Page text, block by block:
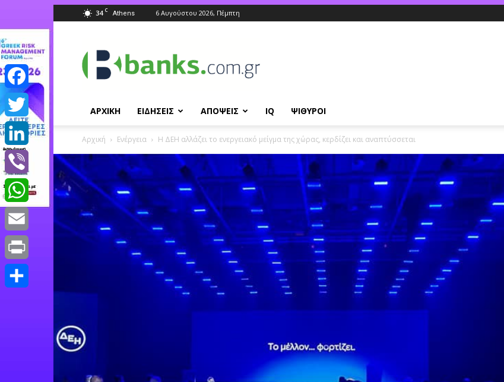
34 C Athens 6 Αυγούστου 2026, Πέμπτη
ΑΡΧΙΚΗ ΕΙΔΗΣΕΙΣ ΑΠΟΨΕΙΣ IQ ΨΙΘΥΡΟΙ
Αρχική Ενέργεια Η ΔΕΗ αλλάζει το ενεργειακό μείγμα της χώρας, κερδίζει και αναπτύσσεται
Facebook
Twitter
LinkedIn
Viber
WhatsApp
Email
Print